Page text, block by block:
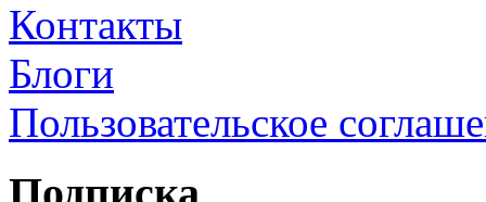
Контакты
Блоги
Пользовательское